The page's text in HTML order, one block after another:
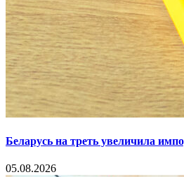
Беларусь на треть увеличила
05.08.2026